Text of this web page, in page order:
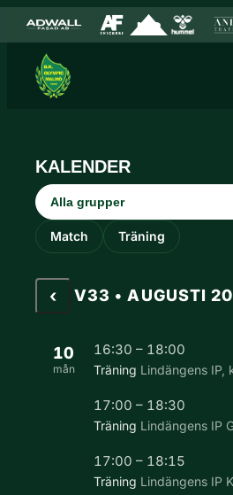
Hoppa till innehåll
innehåll
KALENDER
Grupp
Aktivitetstyp
Match Träning
‹ V33 • AUGUSTI
10
mån
16:30 – 18:00
Träning Lindängens IP,
17:00 – 18:30
Träning Lindängens IP
17:00 – 18:15
Träning Lindängens IP